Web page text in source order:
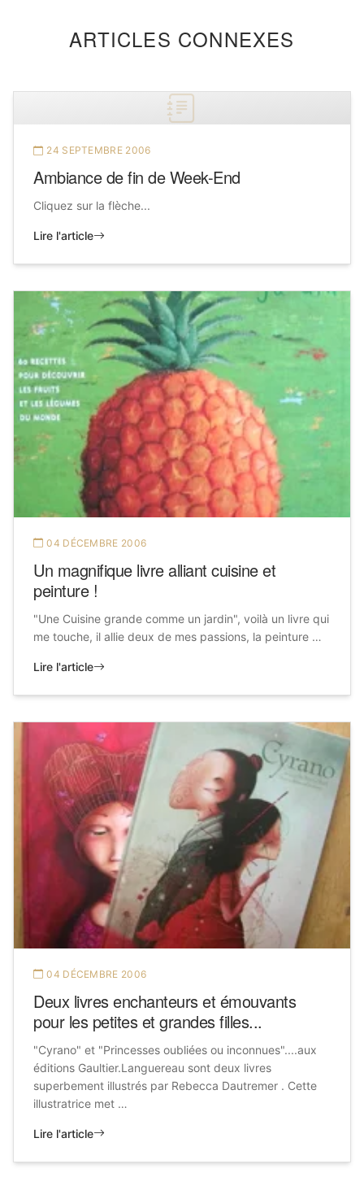
ARTICLES CONNEXES
24 SEPTEMBRE 2006
Ambiance de fin de Week-End
Cliquez sur la flèche...
Lire l'article
04 DÉCEMBRE 2006
Un magnifique livre alliant cuisine et
peinture !
"Une Cuisine grande comme un jardin", voilà un livre qui
me touche, il allie deux de mes passions, la peinture …
Lire l'article
04 DÉCEMBRE 2006
Deux livres enchanteurs et émouvants
pour les petites et grandes filles...
"Cyrano" et "Princesses oubliées ou inconnues"....aux
éditions Gaultier.Languereau sont deux livres
superbement illustrés par Rebecca Dautremer . Cette
illustratrice met …
Lire l'article